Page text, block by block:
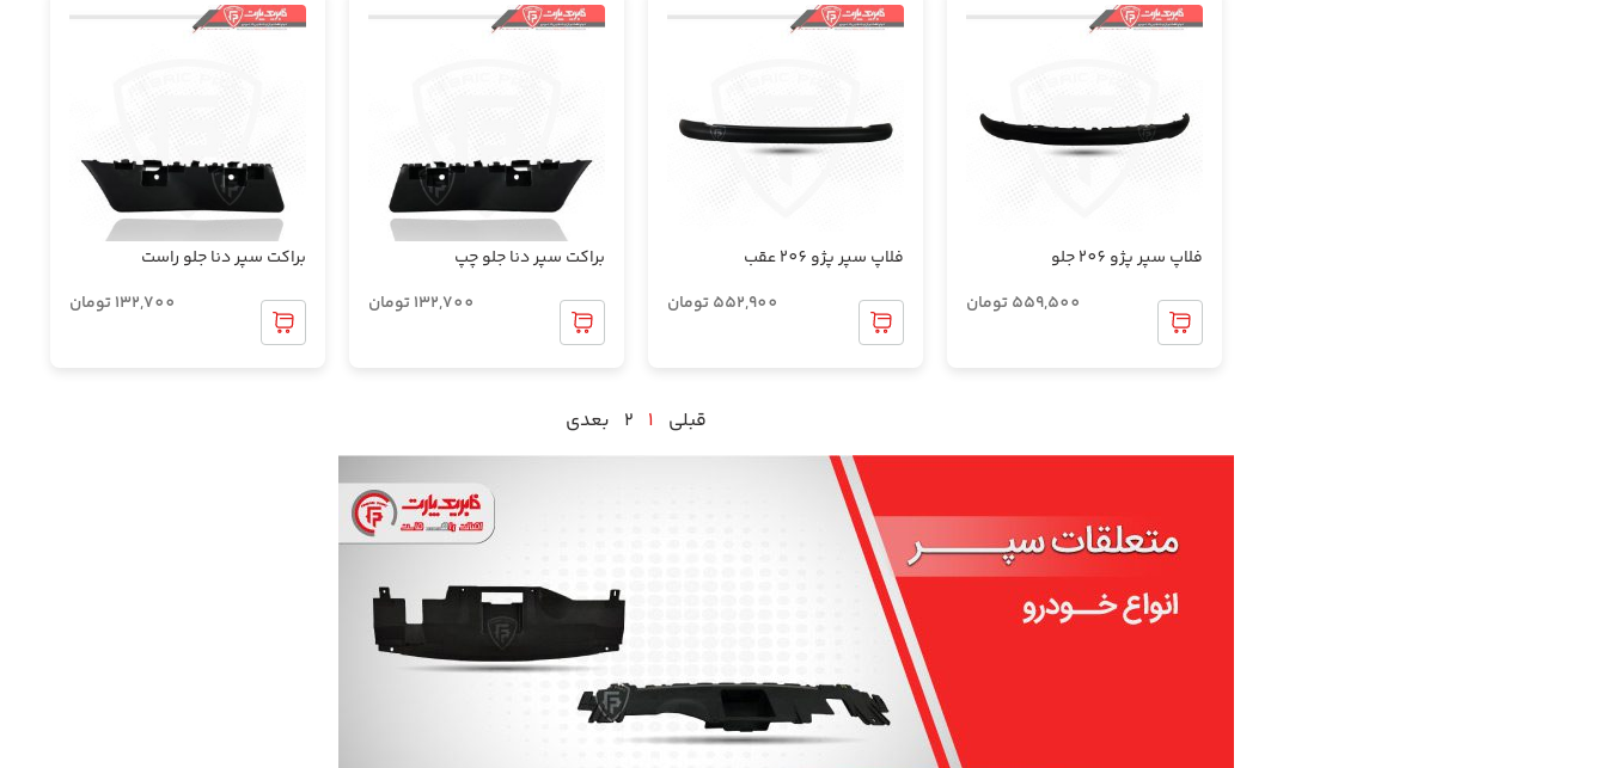
فلاپ سپر پژو 206 جلو
559,500تومان
فلاپ سپر پژو 206 عقب
552,900تومان
براکت سپر دنا جلو چپ
132,700تومان
براکت سپر دنا جلو راست
132,700تومان
قبلی 1
2 بعدی